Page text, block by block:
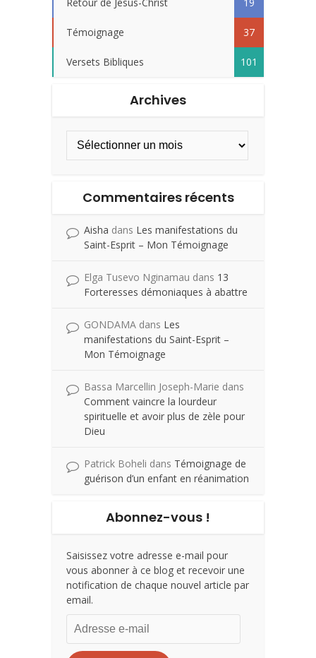
Témoignage 37
Versets Bibliques 101
Archives
Commentaires récents
Aisha dans Les manifestations du
Saint-Esprit – Mon Témoignage
Elga Tusevo Nginamau dans 13
Forteresses démoniaques à abattre
GONDAMA dans Les
manifestations du Saint-Esprit –
Mon Témoignage
Bassa Marcellin Joseph-Marie dans
Comment vaincre la lourdeur
spirituelle et avoir plus de zèle pour
Dieu
Patrick Boheli dans Témoignage de
guérison d’un enfant en réanimation
Abonnez-vous !
Saisissez votre adresse e-mail pour
vous abonner à ce blog et recevoir une
notification de chaque nouvel article par
email.
e-
mail